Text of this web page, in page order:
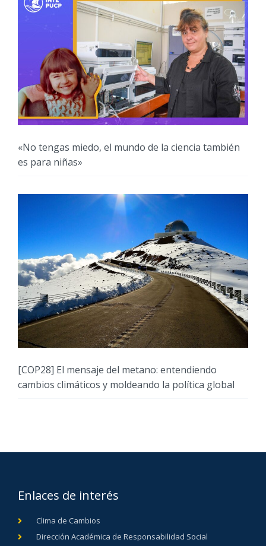
«No tengas miedo, el mundo de la ciencia también
es para niñas»
[COP28] El mensaje del metano: entendiendo
cambios climáticos y moldeando la política global
Enlaces de interés
Clima de Cambios
Dirección Académica de Responsabilidad Social